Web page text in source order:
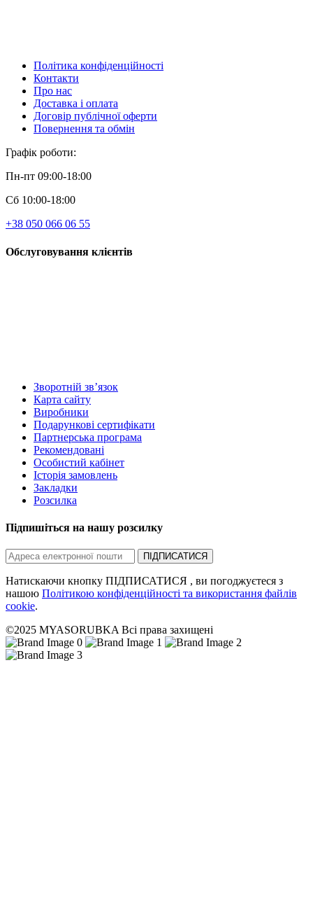
Політика конфіденційності
Контакти
Про нас
Доставка і оплата
Договір публічної оферти
Повернення та обмін
Графік роботи:
Пн-пт 09:00-18:00
Сб 10:00-18:00
+38 050 066 06 55
Обслуговування клієнтів
Зворотній зв’язок
Карта сайту
Виробники
Подарункові сертифікати
Партнерська програма
Рекомендовані
Особистий кабінет
Історія замовлень
Закладки
Розсилка
Підпишіться на нашу розсилку
ПІДПИСАТИСЯ
Натискаючи кнопку ПІДПИСАТИСЯ , ви погоджуєтеся з
нашою Політикою конфіденційності та використання файлів
cookie.
©2025 MYASORUBKA Всі права захищені